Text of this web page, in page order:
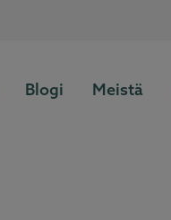
Blogi Meistä